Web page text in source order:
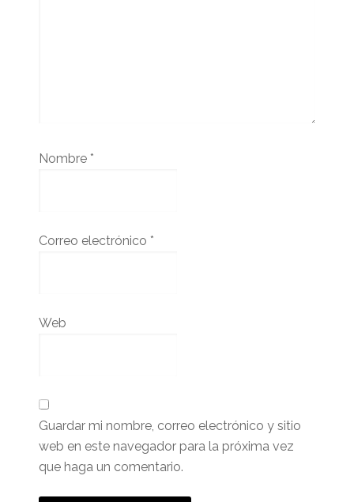
Nombre *
Correo electrónico *
Web
Guardar mi nombre, correo electrónico y sitio
web en este navegador para la próxima vez
que haga un comentario.